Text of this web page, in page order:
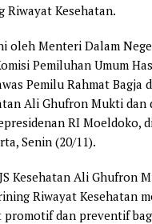
Riwayat Kesehatan.
oleh Menteri Dalam
Pemiluhan Umum
Pemilu Rahmat Bagja
Ali Ghufron Mukti dan
RI Moeldoko,
Senin (20/11).
Kesehatan Ali Ghufron
Riwayat Kesehatan
promotif dan preventif